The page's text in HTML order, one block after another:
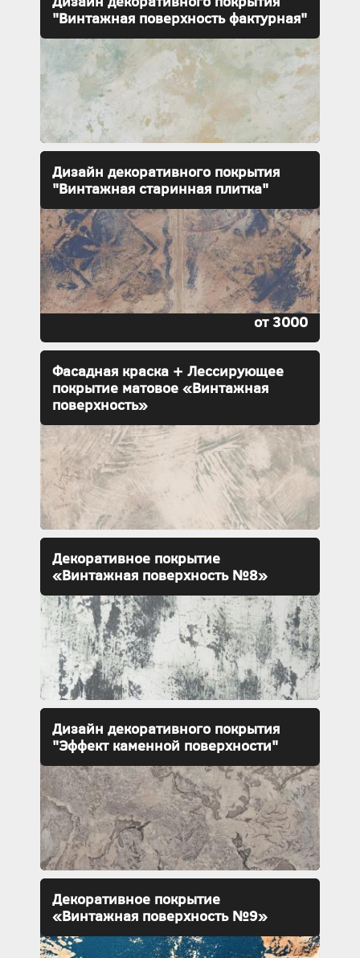
"Винтажная поверхность фактурная"
Дизайн декоративного покрытия
"Винтажная старинная плитка"
от 3000
Фасадная краска + Лессирующее
покрытие матовое «Винтажная
поверхность»
Декоративное покрытие
«Винтажная поверхность №8»
Дизайн декоративного покрытия
"Эффект каменной поверхности"
Декоративное покрытие
«Винтажная поверхность №9»